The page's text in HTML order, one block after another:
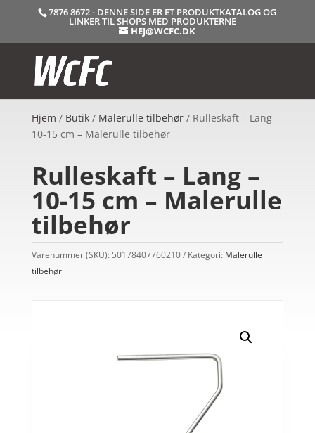
7876 8672 - DENNE SIDE ER ET PRODUKTKATALOG OG
LINKER TIL SHOPS MED PRODUKTERNE
HEJ@WCFC.DK
Hjem / Butik/ Malerulle tilbehør/ Rulleskaft – Lang –
10-15 cm – Malerulle tilbehør
Rulleskaft – Lang –
10-15 cm – Malerulle
tilbehør
Varenummer (SKU): 50178407760210 Kategori: Malerulle
tilbehør